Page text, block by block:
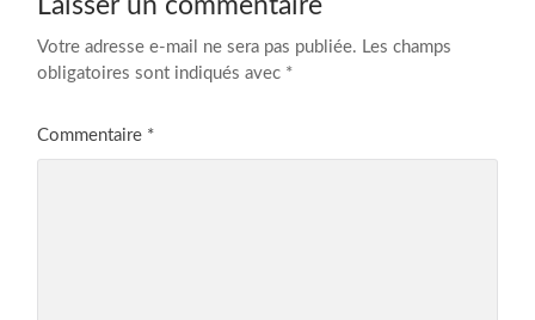
Laisser un commentaire
Votre adresse e-mail ne sera pas publiée. Les champs
obligatoires sont indiqués avec *
Commentaire *